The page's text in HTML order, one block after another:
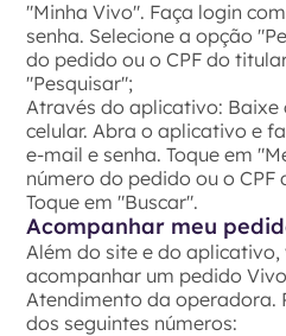
"Minha Vivo". Faça login
senha. Selecione a opção
do pedido ou o CPF do
"Pesquisar";
Através do aplicativo:
celular. Abra o aplicativo e
e-mail e senha. Toque em
número do pedido ou o
Toque em "Buscar".
Acompanhar meu
Além do site e do
acompanhar um pedido
Atendimento da operadora.
dos seguintes números: